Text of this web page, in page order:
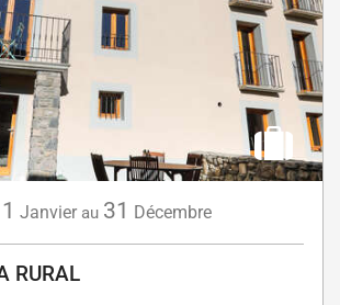
1 Janvier au 31 Décembre
RURAL